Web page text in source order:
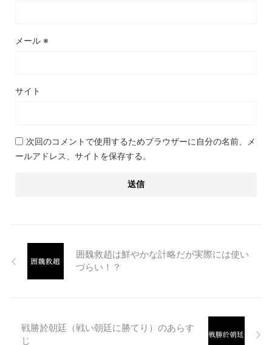
メール ※
サイト
次回のコメントで使用するためブラウザーに自分の名前、メ
ールアドレス、サイトを保存する。
囲魏救趙は鮮やかな計略だが実際には使い
づらい！？
戦勝於朝廷（戦い朝廷に勝てり）のあらす
じ